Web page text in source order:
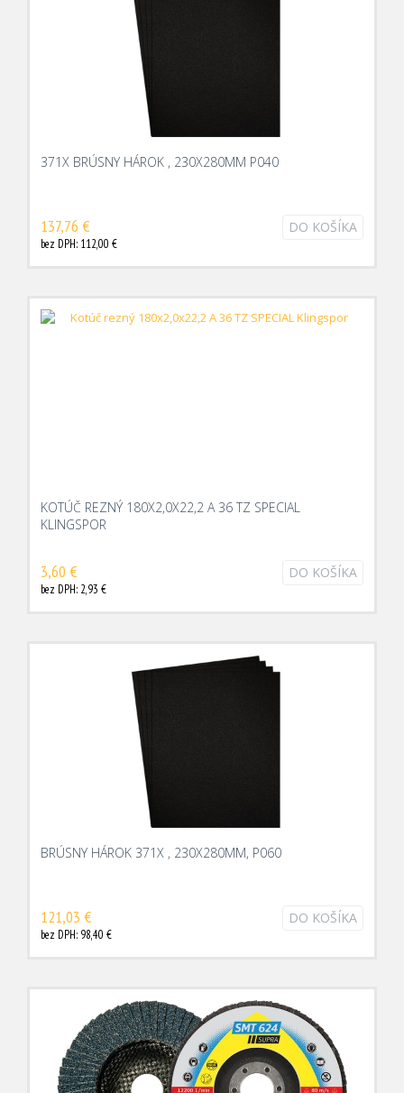
371X BRÚSNY HÁROK , 230X280MM P040
137,76 €
bez DPH: 112,00 €
DO KOŠÍKA
KOTÚČ REZNÝ 180X2,0X22,2 A 36 TZ SPECIAL
KLINGSPOR
3,60 €
bez DPH: 2,93 €
DO KOŠÍKA
BRÚSNY HÁROK 371X , 230X280MM, P060
121,03 €
bez DPH: 98,40 €
DO KOŠÍKA